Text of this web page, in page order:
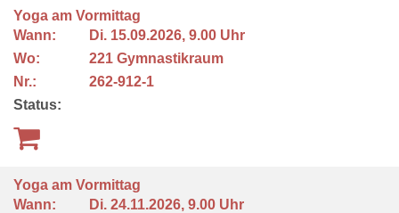
Yoga am Vormittag
Wann:
Di. 15.09.2026, 9.00 Uhr
Wo:
221 Gymnastikraum
Nr.:
262-912-1
Status:
Yoga am Vormittag
Wann:
Di. 24.11.2026, 9.00 Uhr